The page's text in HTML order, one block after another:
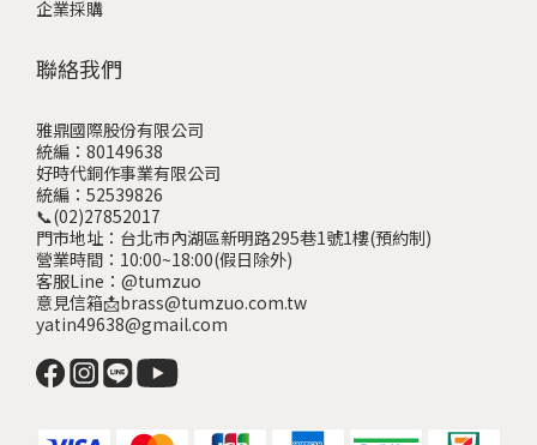
企業採購
聯絡我們
雅鼎國際股份有限公司
統編：80149638
好時代銅作事業有限公司
統編：52539826
📞(02)27852017
門市地址：台北市內湖區新明路295巷1號1樓(預約制)
營業時間：10:00~18:00(假日除外)
客服Line：@tumzuo
意見信箱📩brass@tumzuo.com.tw
yatin49638@gmail.com